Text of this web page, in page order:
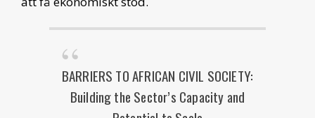
BARRIERS TO AFRICAN CIVIL SOCIETY:
Building the Sector’s Capacity and